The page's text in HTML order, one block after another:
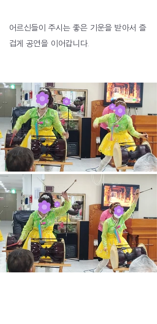
어르신들이 주시는 좋은 기운을 받아서 즐
겁게 공연을 이어갑니다.